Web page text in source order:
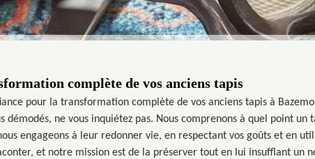
complète de vos anciens tapis
pour la transformation complète de vos anciens tapis à
ne vous inquiétez pas. Nous comprenons à quel point un
engageons à leur redonner vie, en respectant vos goûts et en
et notre mission est de la préserver tout en lui insufflant un